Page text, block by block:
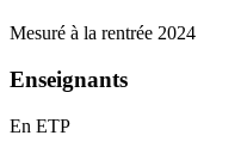
Mesuré à la rentrée 2024
Enseignants
En ETP